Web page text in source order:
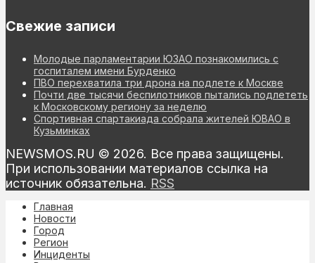
Свежие записи
Молодые парламентарии ЮЗАО познакомились с
госпиталем имени Бурденко
ПВО перехватила три дрона на подлете к Москве
Почти две тысячи беспилотников пытались подлететь
к Московскому региону за неделю
Спортивная спартакиада собрала жителей ЮВАО в
Кузьминках
NEWSMOS.RU © 2026. Все права защищены.
При использовании материалов ссылка на
источник обязательна. RSS
Главная
Новости
Город
Регион
Инциденты